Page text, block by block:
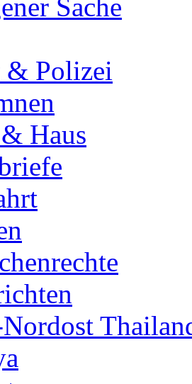
Sache
& Polizei
Haus